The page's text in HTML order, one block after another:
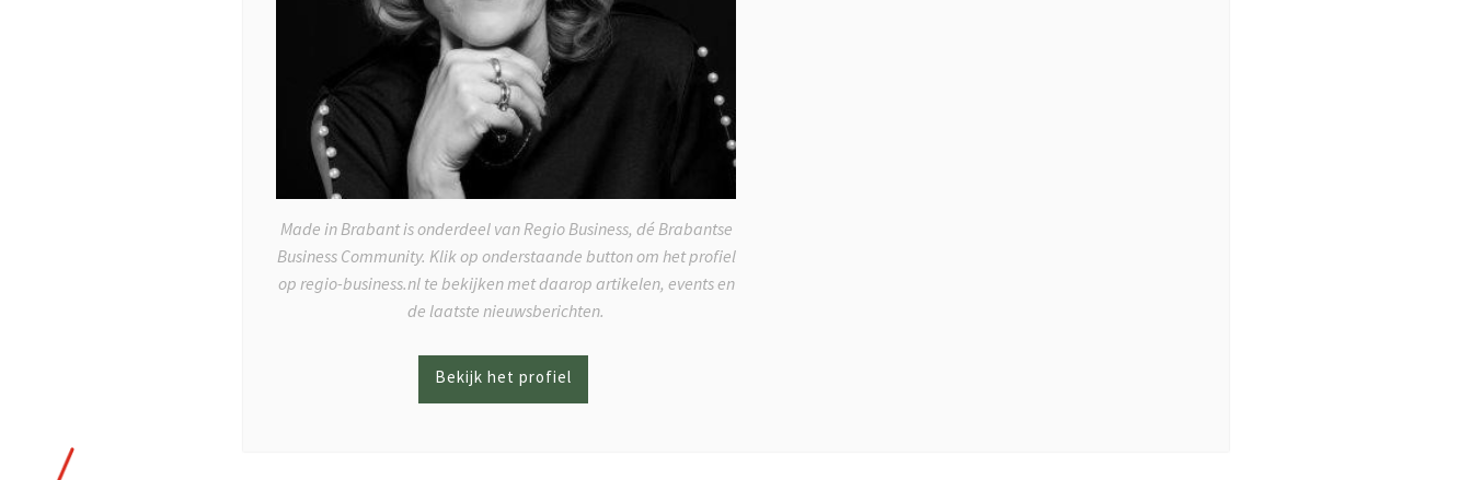
Made in Brabant is onderdeel van Regio Business, dé Brabantse
Business Community. Klik op onderstaande button om het profiel
op regio-business.nl te bekijken met daarop artikelen, events en
de laatste nieuwsberichten.